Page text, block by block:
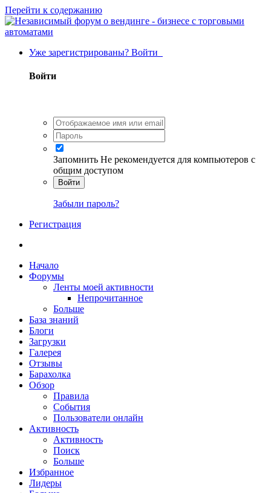
Перейти к содержанию
Уже зарегистрированы? Войти
Войти
Запомнить Не рекомендуется для компьютеров с
общим доступом
Войти
Забыли пароль?
Регистрация
Начало
Форумы
Ленты моей активности
Непрочитанное
Больше
База знаний
Блоги
Загрузки
Галерея
Отзывы
Барахолка
Обзор
Правила
События
Пользователи онлайн
Активность
Активность
Поиск
Больше
Избранное
Лидеры